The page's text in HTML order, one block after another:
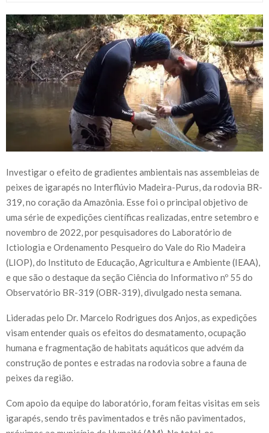
Investigar o efeito de gradientes ambientais nas assembleias de
peixes de igarapés no Interflúvio Madeira-Purus, da rodovia BR-
319, no coração da Amazônia. Esse foi o principal objetivo de
uma série de expedições científicas realizadas, entre setembro e
novembro de 2022, por pesquisadores do Laboratório de
Ictiologia e Ordenamento Pesqueiro do Vale do Rio Madeira
(LIOP), do Instituto de Educação, Agricultura e Ambiente (IEAA),
e que são o destaque da seção Ciência do Informativo nº 55 do
Observatório BR-319 (OBR-319), divulgado nesta semana.
Lideradas pelo Dr. Marcelo Rodrigues dos Anjos, as expedições
visam entender quais os efeitos do desmatamento, ocupação
humana e fragmentação de habitats aquáticos que advém da
construção de pontes e estradas na rodovia sobre a fauna de
peixes da região.
Com apoio da equipe do laboratório, foram feitas visitas em seis
igarapés, sendo três pavimentados e três não pavimentados,